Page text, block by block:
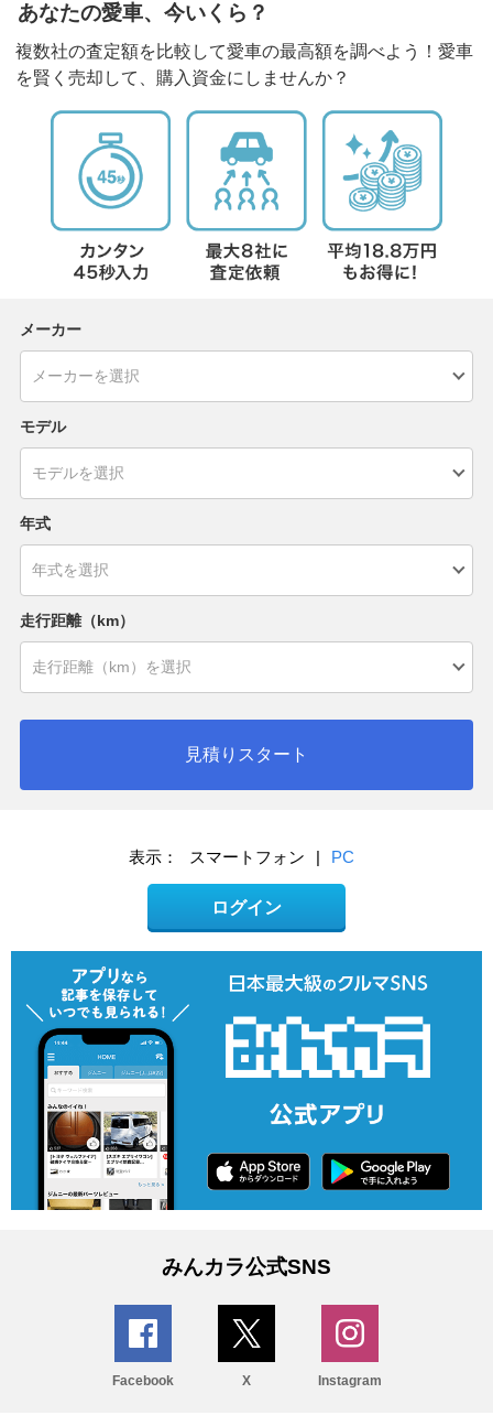
あなたの愛車、今いくら？
複数社の査定額を比較して愛車の最高額を調べよう！愛車
を賢く売却して、購入資金にしませんか？
メーカー
モデル
年式
走行距離（km）
見積りスタート
表示： スマートフォン | PC
ログイン
みんカラ公式SNS
Facebook X Instagram